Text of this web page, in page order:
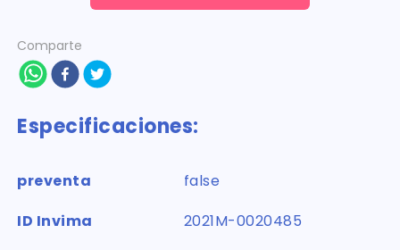
Comparte
Especificaciones:
preventa
false
ID Invima
2021M-0020485